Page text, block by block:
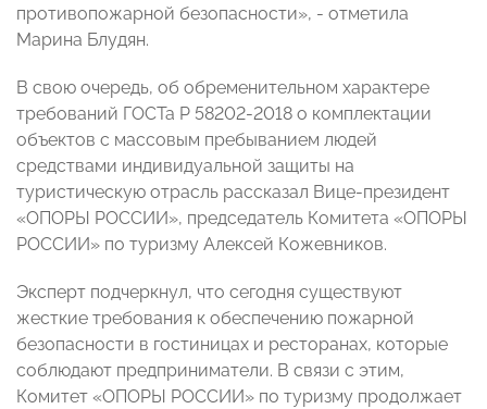
противопожарной безопасности», - отметила
Марина Блудян.
В свою очередь, об обременительном характере
требований ГОСТа Р 58202-2018 о комплектации
объектов с массовым пребыванием людей
средствами индивидуальной защиты на
туристическую отрасль рассказал Вице-президент
«ОПОРЫ РОССИИ», председатель Комитета «ОПОРЫ
РОССИИ» по туризму Алексей Кожевников.
Эксперт подчеркнул, что сегодня существуют
жесткие требования к обеспечению пожарной
безопасности в гостиницах и ресторанах, которые
соблюдают предприниматели. В связи с этим,
Комитет «ОПОРЫ РОССИИ» по туризму продолжает